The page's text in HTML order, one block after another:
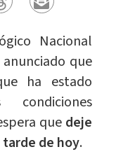
Nacional
anunciado que
ha estado
que deje
de hoy.